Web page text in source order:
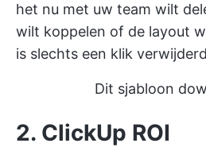
het nu met uw team wilt
wilt koppelen of de layout
is slechts een klik
Dit sjabloon
2. ClickUp ROI